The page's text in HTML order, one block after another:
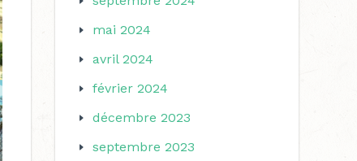
mai 2024
avril 2024
février 2024
décembre 2023
septembre 2023